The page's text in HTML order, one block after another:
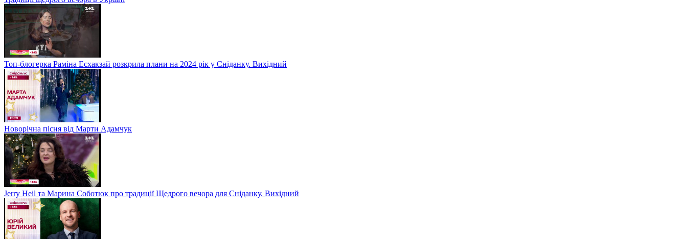
Топ-блогерка Раміна Есхакзай розкрила плани на 2024 рік у Сніданку. Вихідний
Новорічна пісня від Марти Адамчук
Jerry Heil та Марина Соботюк про традиції Щедрого вечора для Сніданку. Вихідний